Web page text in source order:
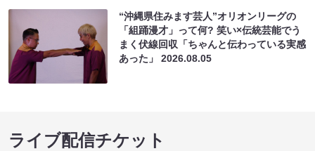
“沖縄県住みます芸人”オリオンリーグの
「組踊漫才」って何? 笑い×伝統芸能でう
まく伏線回収「ちゃんと伝わっている実感
あった」2026.08.05
ライブ配信チケット